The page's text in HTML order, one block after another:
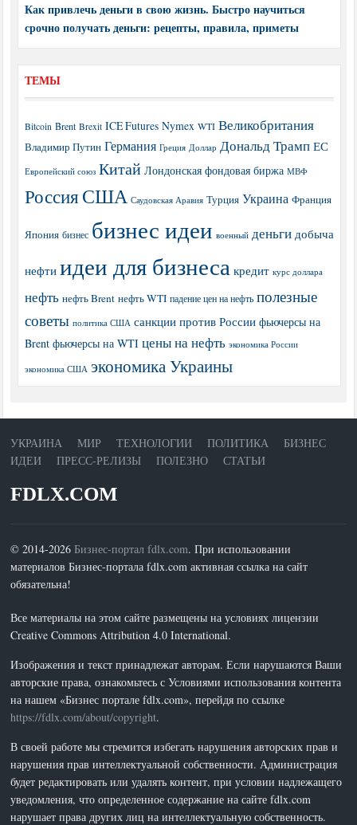
Как привлечь деньги в свою жизнь. Быстро научиться
срочно получать деньги: рецепты, правила, приметы
ТЕМЫ
Bitcoin Brent Brexit ICE Futures Nymex WTI Великобритания
Владимир Путин Германия Греция Доллар Дональд Трамп ЕС
Европейский союз Китай Лондонская фондовая биржа МВФ
РоссияСША Саудовская Аравия Турция Украина Франция
Япония бизнес бизнес идеи военный деньги добыча
нефти идеи для бизнеса кредит курс доллара
нефть нефть Brent нефть WTI падение цен на нефть полезные
советы политика США санкции против России фьючерсы на
Brent фьючерсы на WTI цены на нефть экономика России
экономика США экономика Украины
УКРАИНА МИР ТЕХНОЛОГИИ ПОЛИТИКА
БИЗНЕС
ИДЕИ
ПРЕСС-РЕЛИЗЫ ПОЛЕЗНО СТАТЬИ
FDLX.COM
© 2014-2026 Бизнес-портал fdlx.com. При использовании
материалов Бизнес-портала fdlx.com активная ссылка на сайт
обязательна!
Все материалы на этом сайте размещены на условиях лицензии
Creative Commons Attribution 4.0 International.
Изображения и текст принадлежат авторам. Если нарушаются Ваши
авторские права, ознакомьтесь с Условиями использования контента
на нашем «Бизнес портале fdlx.com», перейдя по ссылке
https://fdlx.com/about/copyright.
В своей работе мы стремится избегать нарушения авторских прав и
нарушения прав интеллектуальной собственности. Администрация
будет редактировать или удалять контент, при условии надлежащего
уведомления, что определенное содержание на сайте fdlx.com
нарушает права других лиц на интеллектуальную собственность.